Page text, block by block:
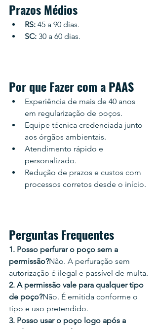
Prazos Médios
RS: 45 a 90 dias.
SC: 30 a 60 dias.
Por que Fazer com a PAAS
Experiência de mais de 40 anos
em regularização de poços.
Equipe técnica credenciada junto
aos órgãos ambientais.
Atendimento rápido e
personalizado.
Redução de prazos e custos com
processos corretos desde o início.
Perguntas Frequentes
1. Posso perfurar o poço sem a
permissão?Não. A perfuração sem
autorização é ilegal e passível de multa.
2. A permissão vale para qualquer tipo
de poço?Não. É emitida conforme o
tipo e uso pretendido.
3. Posso usar o poço logo após a